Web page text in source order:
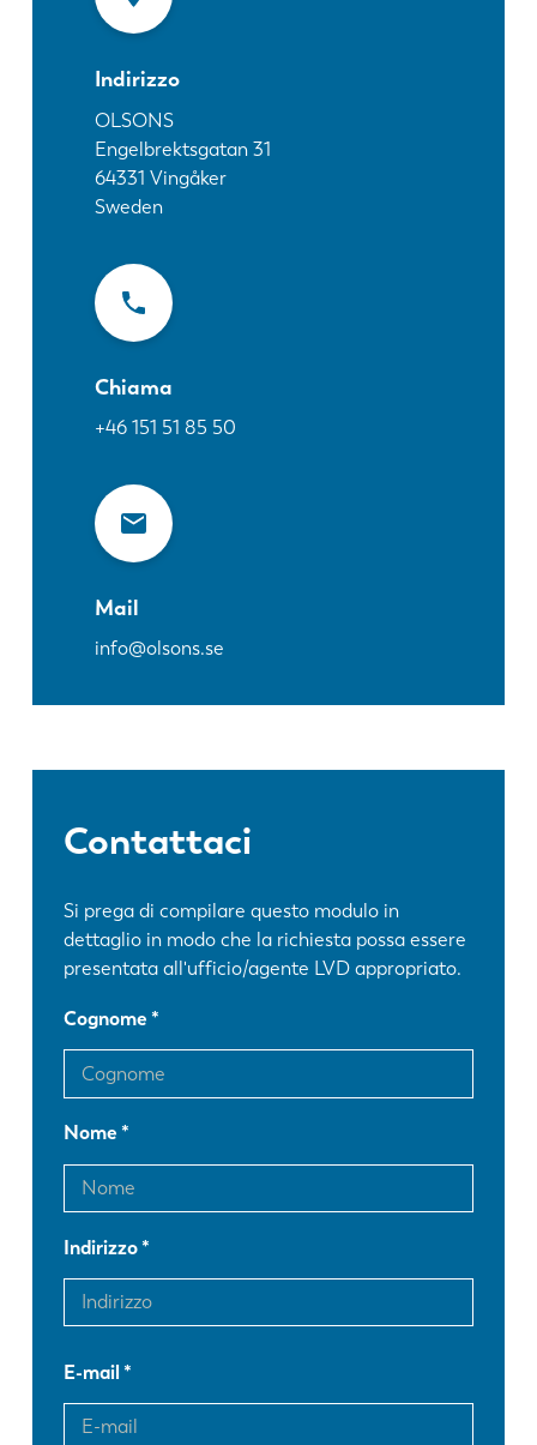
Indirizzo
OLSONS
Engelbrektsgatan 31
64331 Vingåker
Sweden
Chiama
+46 151 51 85 50
Mail
info@olsons.se
Contattaci
Si prega di compilare questo modulo in
dettaglio in modo che la richiesta possa essere
presentata all'ufficio/agente LVD appropriato.
Cognome
Nome
Indirizzo
E-mail
Scopri LVD
Storie di clienti
Centro risorse
Settori e soluzioni
Contattateci